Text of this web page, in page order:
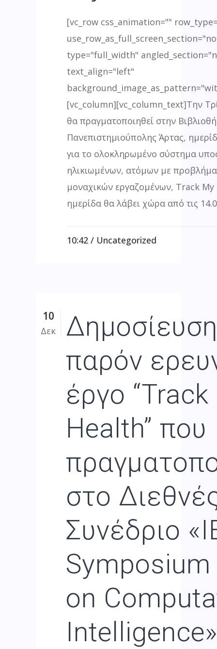
[vc_row css_animation=""
type="full_width"
text_align="left"
[vc_column][vc_column_text]Την
θα πραγματοποιηθεί στην
Πανεπιστημιούπολης Άρτας,
για το ολοκληρωμένο σύστημα
ηλικιωμένων, ατόμων με
μοναχικών εργαζομένων, Track
ημερίδα θα λάβει χώρα από τις
10:42 / Uncategorized
10
Δεκ
παρόν
έργο
Health” που
στο
Συνέδριο
Symposium
on